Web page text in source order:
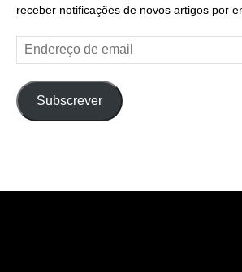
receber notificações de novos artigos por
Endereço
de
Subscrever